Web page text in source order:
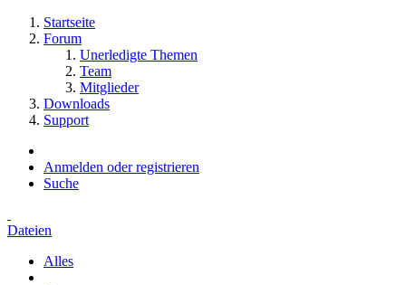
Startseite
Forum
Unerledigte Themen
Team
Mitglieder
Downloads
Support
Anmelden oder registrieren
Suche
Dateien
Alles